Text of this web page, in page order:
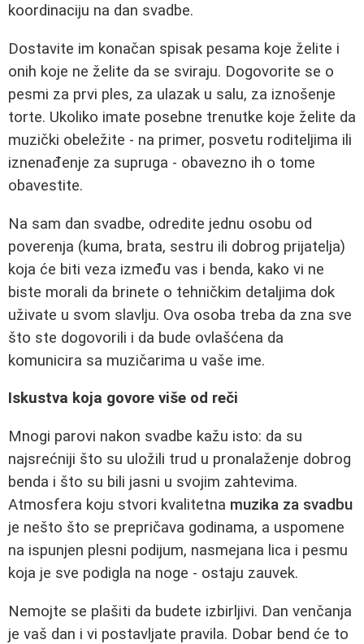
koordinaciju na dan svadbe.
Dostavite im konačan spisak pesama koje želite i
onih koje ne želite da se sviraju. Dogovorite se o
pesmi za prvi ples, za ulazak u salu, za iznošenje
torte. Ukoliko imate posebne trenutke koje želite da
muzički obeležite - na primer, posvetu roditeljima ili
iznenađenje za supruga - obavezno ih o tome
obavestite.
Na sam dan svadbe, odredite jednu osobu od
poverenja (kuma, brata, sestru ili dobrog prijatelja)
koja će biti veza između vas i benda, kako vi ne
biste morali da brinete o tehničkim detaljima dok
uživate u svom slavlju. Ova osoba treba da zna sve
što ste dogovorili i da bude ovlašćena da
komunicira sa muzičarima u vaše ime.
Iskustva koja govore više od reči
Mnogi parovi nakon svadbe kažu isto: da su
najsrećniji što su uložili trud u pronalaženje dobrog
benda i što su bili jasni u svojim zahtevima.
Atmosfera koju stvori kvalitetna muzika za svadbu
je nešto što se prepričava godinama, a uspomene
na ispunjen plesni podijum, nasmejana lica i pesmu
koja je sve podigla na noge - ostaju zauvek.
Nemojte se plašiti da budete izbirljivi. Dan venčanja
je vaš dan i vi postavljate pravila. Dobar bend će to